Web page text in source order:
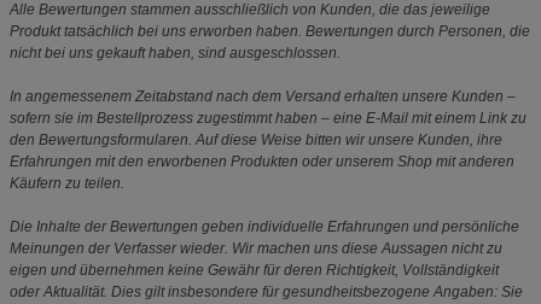
Alle Bewertungen stammen ausschließlich von Kunden, die das jeweilige
Produkt tatsächlich bei uns erworben haben. Bewertungen durch Personen, die
nicht bei uns gekauft haben, sind ausgeschlossen.
In angemessenem Zeitabstand nach dem Versand erhalten unsere Kunden –
sofern sie im Bestellprozess zugestimmt haben – eine E-Mail mit einem Link zu
den Bewertungsformularen. Auf diese Weise bitten wir unsere Kunden, ihre
Erfahrungen mit den erworbenen Produkten oder unserem Shop mit anderen
Käufern zu teilen.
Die Inhalte der Bewertungen geben individuelle Erfahrungen und persönliche
Meinungen der Verfasser wieder. Wir machen uns diese Aussagen nicht zu
eigen und übernehmen keine Gewähr für deren Richtigkeit, Vollständigkeit
oder Aktualität. Dies gilt insbesondere für gesundheitsbezogene Angaben: Sie